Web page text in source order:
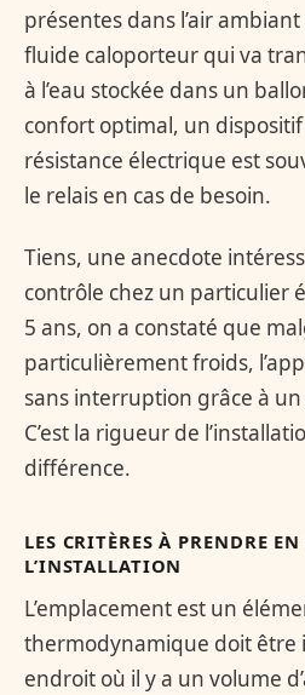
présentes dans l’air
fluide caloporteur qui va
à l’eau stockée dans un
confort optimal, un
résistance électrique est
le relais en cas de besoin.
Tiens, une anecdote
contrôle chez un particulier
5 ans, on a constaté que
particulièrement froids,
sans interruption grâce à
C’est la rigueur de
différence.
LES CRITÈRES À PRENDRE
L’INSTALLATION
L’emplacement est un
thermodynamique doit être
endroit où il y a un volume